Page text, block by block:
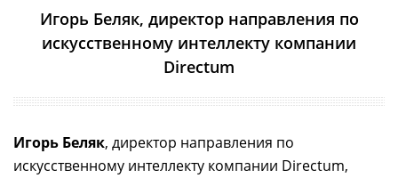
Игорь Беляк, директор направления по
искусственному интеллекту компании
Directum
Игорь Беляк, директор направления по
искусственному интеллекту компании Directum,